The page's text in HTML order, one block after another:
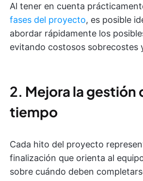
Al tener en cuenta
fases del proyecto, es posible
abordar rápidamente los
evitando costosos sobrecostes
2. Mejora la gestión
tiempo
Cada hito del proyecto
finalización que orienta al
sobre cuándo deben